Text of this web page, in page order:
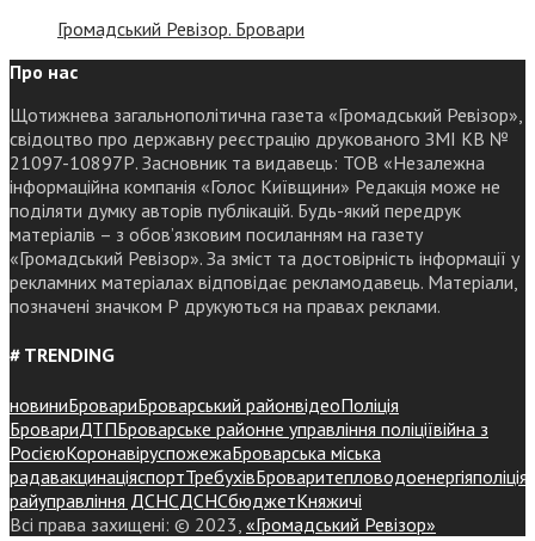
Громадський Ревізор. Бровари
Про нас
Щотижнева загальнополітична газета «Громадський Ревізор»,
свідоцтво про державну реєстрацію друкованого ЗМІ КВ №
21097-10897Р. Засновник та видавець: ТОВ «Незалежна
інформаційна компанія «Голос Київщини» Редакція може не
поділяти думку авторів публікацій. Будь-який передрук
матеріалів – з обов’язковим посиланням на газету
«Громадський Ревізор». За зміст та достовірність інформації у
рекламних матеріалах відповідає рекламодавець. Матеріали,
позначені значком Р друкуються на правах реклами.
# TRENDING
новиниБровариБроварський районвідеоПоліція
БровариДТПБроварське районне управління поліціївійна з
РосієюКоронавіруспожежаБроварська міська
радавакцинаціяспортТребухівБроваритепловодоенергіяполіція
райуправління ДСНСДСНСбюджетКняжичі
Всі права захищені: © 2023, «Громадський Ревізор»